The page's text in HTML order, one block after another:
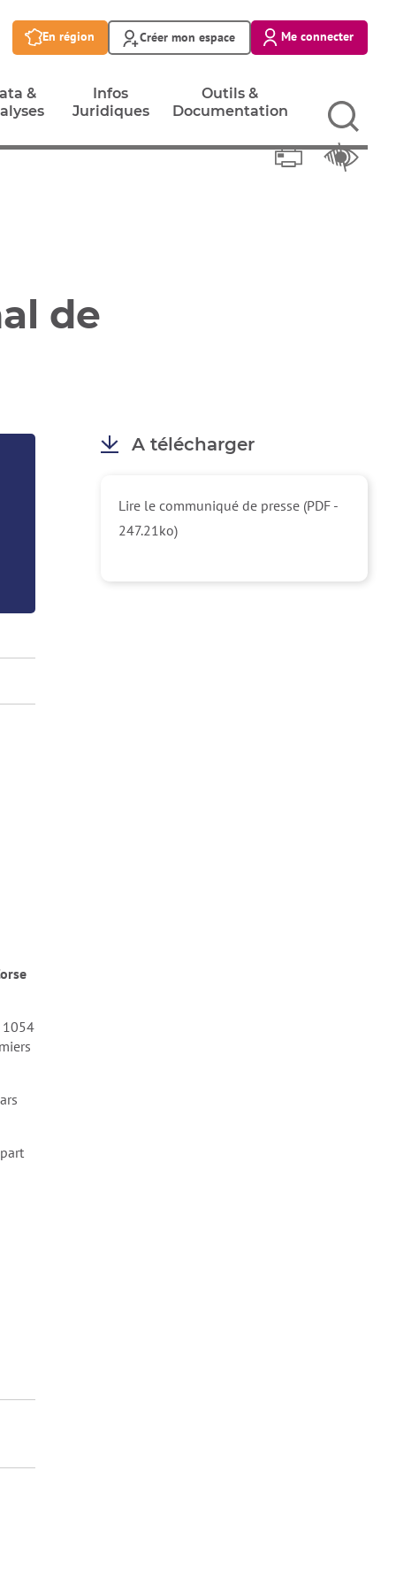
En région Créer mon espace Me connecter
&
Infos
Juridiques
Outils &
Documentation
Imprimer
de
A télécharger
Lire le communiqué de presse (PDF -
247.21ko)